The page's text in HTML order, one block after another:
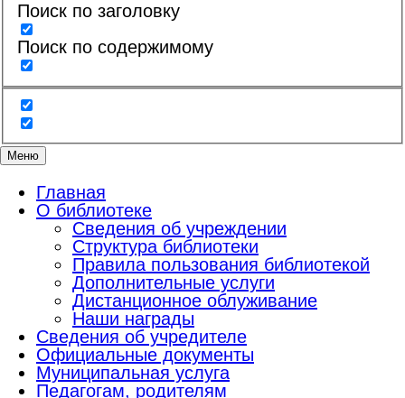
Поиск по заголовку
Поиск по содержимому
Меню
Главная
О библиотеке
Сведения об учреждении
Структура библиотеки
Правила пользования библиотекой
Дополнительные услуги
Дистанционное облуживание
Наши награды
Сведения об учредителе
Официальные документы
Муниципальная услуга
Педагогам, родителям